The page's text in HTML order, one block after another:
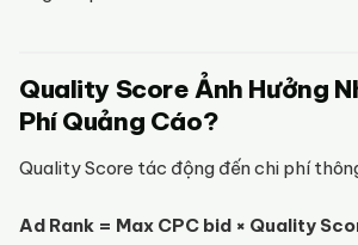
Quality Score Ảnh Hưởng
Phí Quảng Cáo?
Quality Score tác động đến chi phí
Ad Rank = Max CPC bid × Quality